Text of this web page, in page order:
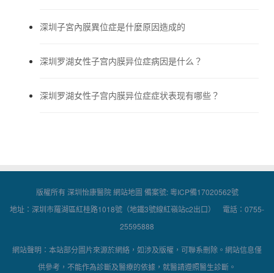
深圳子宮內膜異位症是什麼原因造成的
深圳罗湖女性子宫内膜异位症病因是什么？
深圳罗湖女性子宫内膜异位症症状表现有哪些？
版權所有 深圳怡康醫院網站地圖 備案號:粵ICP備17020562號
地址：深圳市羅湖區紅桂路1018號（地鐵3號線紅嶺站c2出口） 電話：0755-
25595888
網站聲明：本站部分圖片來源於網絡，如涉及版權，可聯系刪除。網站信息僅
供參考，不能作為診斷及醫療的依據，就醫請遵照醫生診斷。